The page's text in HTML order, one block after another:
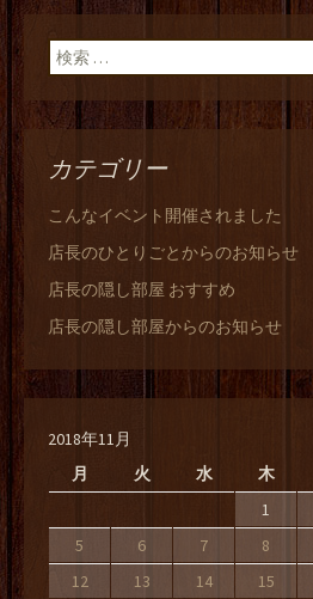
ン
検索:
カテゴリー
こんなイベント開催されました
店長のひとりごとからのお知らせ
店長の隠し部屋 おすすめ
店長の隠し部屋からのお知らせ
2018年11月
月
火 水 木
1
5
6 7 8
12
13 14 15